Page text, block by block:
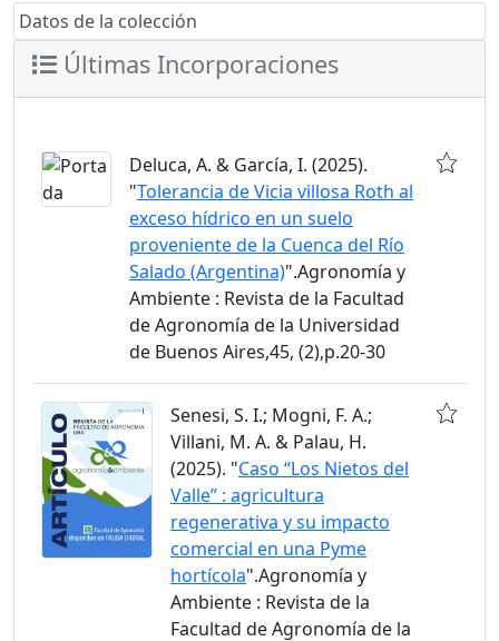
Datos de la colección
Últimas Incorporaciones
Deluca, A. & García, I. (2025).
"Tolerancia de Vicia villosa Roth al
exceso hídrico en un suelo
proveniente de la Cuenca del Río
Salado (Argentina)".Agronomía y
Ambiente : Revista de la Facultad
de Agronomía de la Universidad
de Buenos Aires,45, (2),p.20-30
Senesi, S. I.; Mogni, F. A.;
Villani, M. A. & Palau, H.
(2025). "Caso “Los Nietos del
Valle” : agricultura
regenerativa y su impacto
comercial en una Pyme
hortícola".Agronomía y
Ambiente : Revista de la
Facultad de Agronomía de la